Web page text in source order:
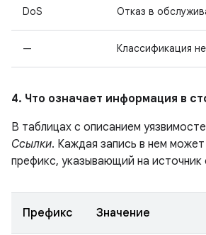
DoS Отказ в
— Классификация
4. Что означает информация в
В таблицах с описанием
Ссылки. Каждая запись в нем
префикс, указывающий на источник
Префикс Значение